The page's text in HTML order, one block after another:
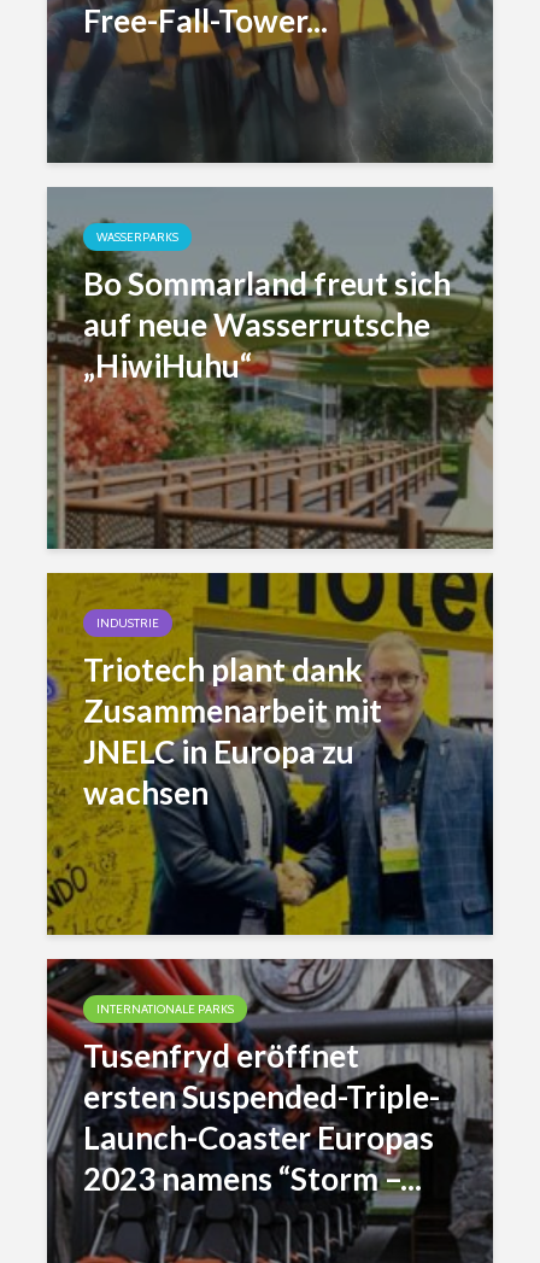
Free-Fall-Tower...
WASSERPARKS
Bo Sommarland freut sich
auf neue Wasserrutsche
„HiwiHuhu“
INDUSTRIE
Triotech plant dank
Zusammenarbeit mit
JNELC in Europa zu
wachsen
INTERNATIONALE PARKS
Tusenfryd eröffnet
ersten Suspended-Triple-
Launch-Coaster Europas
2023 namens “Storm –...